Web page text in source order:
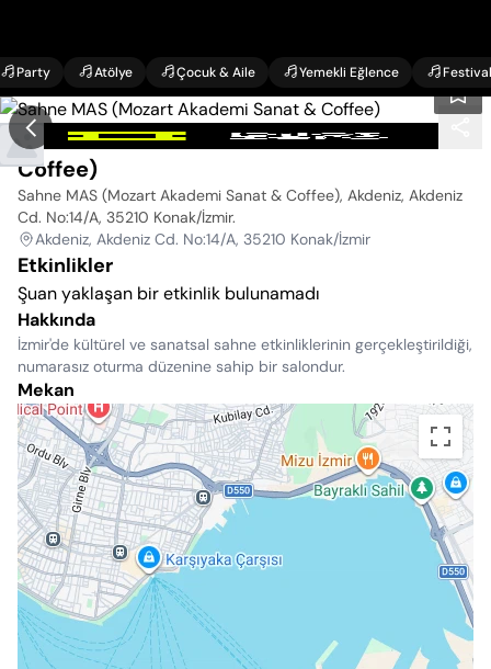
Party Atölye Çocuk & Aile Yemekli Eğlence Festival
Sahne MAS (Mozart Akademi Sanat &
Coffee)
Sahne MAS (Mozart Akademi Sanat & Coffee), Akdeniz, Akdeniz
Cd. No:14/A, 35210 Konak/İzmir.
Akdeniz, Akdeniz Cd. No:14/A, 35210 Konak/İzmir
Etkinlikler
Şuan yaklaşan bir etkinlik bulunamadı
Hakkında
İzmir'de kültürel ve sanatsal sahne etkinliklerinin gerçekleştirildiği,
numarasız oturma düzenine sahip bir salondur.
Mekan